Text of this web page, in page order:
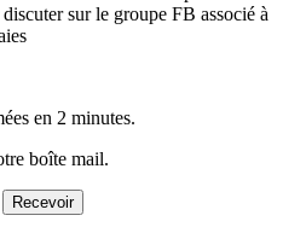
sur le groupe FB associé à
en 2 minutes.
boîte mail.
Recevoir